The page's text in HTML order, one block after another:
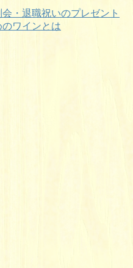
・退職祝いのプレゼント
ワインとは